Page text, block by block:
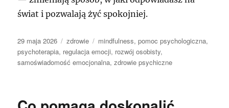
świat i pozwalają żyć spokojniej.
Data
publikacji
29 maja 2026 Kategorie
zdrowie Tagi
mindfulness,pomoc psychologiczna,
psychoterapia, regulacja emocji, rozwój osobisty,
samoświadomość emocjonalna,zdrowie psychiczne